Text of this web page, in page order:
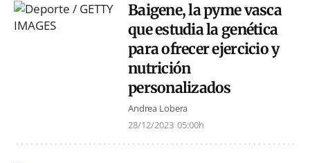
Baigene, la pyme vasca
que estudia la genética
para ofrecer ejercicio y
nutrición
personalizados
Andrea Lobera
28/12/2023 05:00h